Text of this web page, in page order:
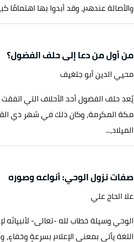
والأصالة عندهم، وقد أبدوا بها اهتمامًا
من أول من دعا إلى حلف الفضول؟
محيي الدين أبو جلغيف
يُعد حلف الفضول أحد الأحلاف التي
الميلاد،...
صفات نزول الوحي: أنواعه وصوره
علا الحاج علي
الوحي وسيلة خطاب لله -تعالى-
اللغة يأتي بمعنى الإعلام بسرعةٍ